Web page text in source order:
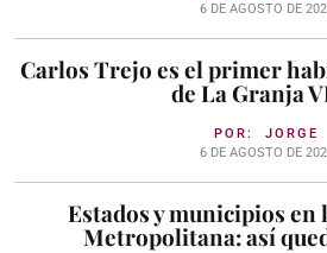
6 DE AGOSTO DE
Carlos Trejo es el primer
de La Granja
POR: JORGE
6 DE AGOSTO DE
Estados y municipios en
Metropolitana: así